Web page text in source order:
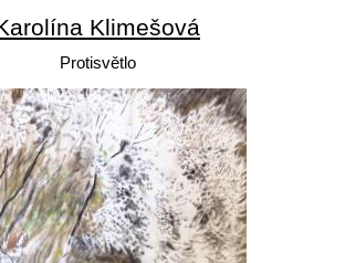
Klimešová
Protisvětlo